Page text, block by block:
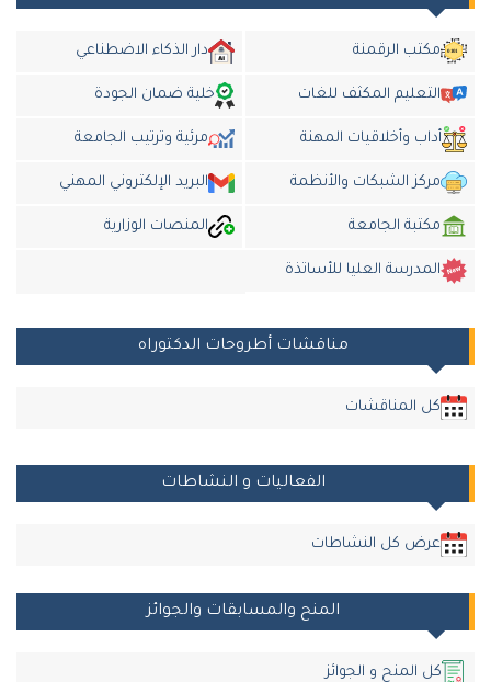
مكتب الرقمنة دار الذكاء الاضطناعي
التعليم المكثف للغات خلية ضمان الجودة
أداب وأخلاقيات المهنة مرئية وترتيب الجامعة
مركز الشبكات والأنظمة البريد الإلكتروني المهني
مكتبة الجامعة المنصات الوزارية
المدرسة العليا للأساتذة
مناقشات أطروحات الدكتوراه
كل المناقشات
الفعاليات و النشاطات
عرض كل النشاطات
المنح والمسابقات والجوائز
كل المنح و الجوائز